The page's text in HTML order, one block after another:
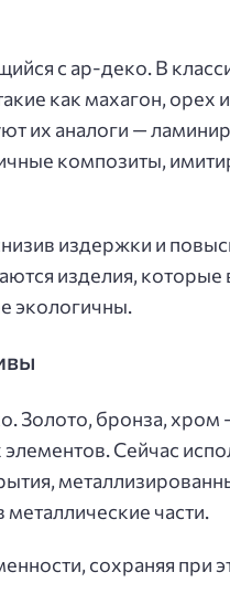
с ар-деко. В
как махагон, орех
их аналоги —
композиты,
издержки и
изделия, которые
экологичны.
Золото, бронза, хром
Сейчас
части.
сохраняя при